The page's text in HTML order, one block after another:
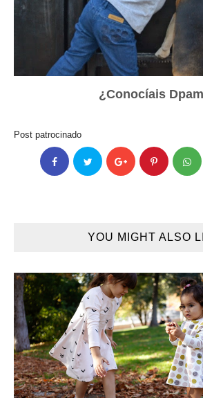
¿Conocíais
Post patrocinado
YOU MIGHT ALSO